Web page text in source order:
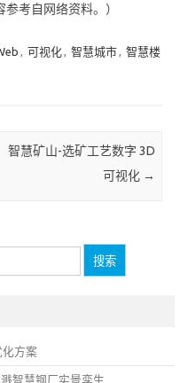
考自网络资料。）
可视化 智慧城市
智慧楼
智慧矿山-选矿工艺数字 3D
可视化 →
方案
智慧钢厂实景孪生